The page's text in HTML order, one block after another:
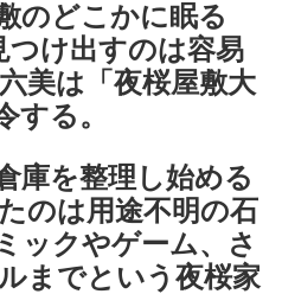
のどこかに眠る
つけ出すのは容易
美は「夜桜屋敷大
する。
庫を整理し始める
のは用途不明の石
ックやゲーム、さ
までという夜桜家